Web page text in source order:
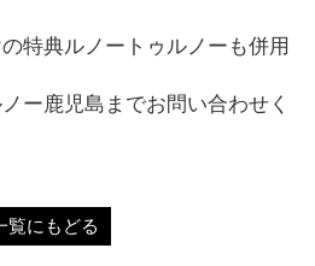
特典ルノートゥルノーも併用
ー鹿児島までお問い合わせく
覧にもどる